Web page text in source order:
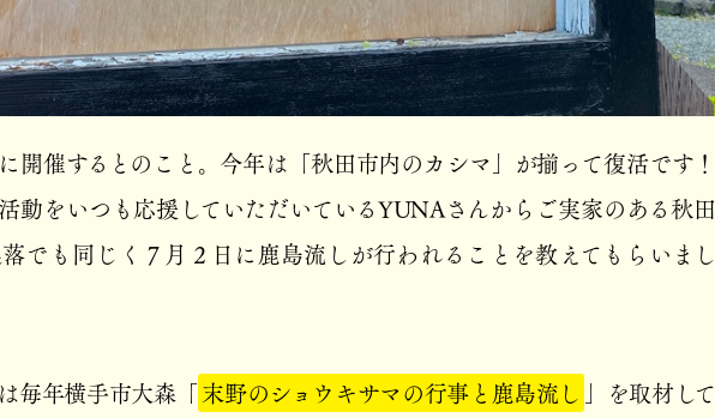
開催するとのこと。今年は「秋田市内のカシマ」が揃って復活です！
動をいつも応援していただいているYUNAさんからご実家のある秋田
でも同じく７月２日に鹿島流しが行われることを教えてもらいまし
毎年横手市大森「末野のショウキサマの行事と鹿島流し」を取材して